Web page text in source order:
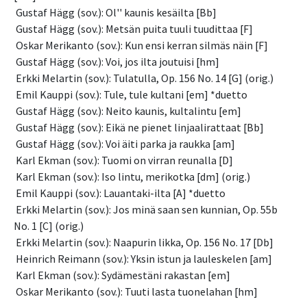
Gustaf Hägg (sov.): Ol'' kaunis kesäilta [Bb]
Gustaf Hägg (sov.): Metsän puita tuuli tuudittaa [F]
Oskar Merikanto (sov.): Kun ensi kerran silmäs näin [F]
Gustaf Hägg (sov.): Voi, jos ilta joutuisi [hm]
Erkki Melartin (sov.): Tulatulla, Op. 156 No. 14 [G] (orig.)
Emil Kauppi (sov.): Tule, tule kultani [em] *duetto
Gustaf Hägg (sov.): Neito kaunis, kultalintu [em]
Gustaf Hägg (sov.): Eikä ne pienet linjaalirattaat [Bb]
Gustaf Hägg (sov.): Voi äiti parka ja raukka [am]
Karl Ekman (sov.): Tuomi on virran reunalla [D]
Karl Ekman (sov.): Iso lintu, merikotka [dm] (orig.)
Emil Kauppi (sov.): Lauantaki-ilta [A] *duetto
No. 1 [C] (orig.)
Erkki Melartin (sov.): Naapurin likka, Op. 156 No. 17 [Db]
Heinrich Reimann (sov.): Yksin istun ja lauleskelen [am]
Karl Ekman (sov.): Sydämestäni rakastan [em]
Oskar Merikanto (sov.): Tuuti lasta tuonelahan [hm]